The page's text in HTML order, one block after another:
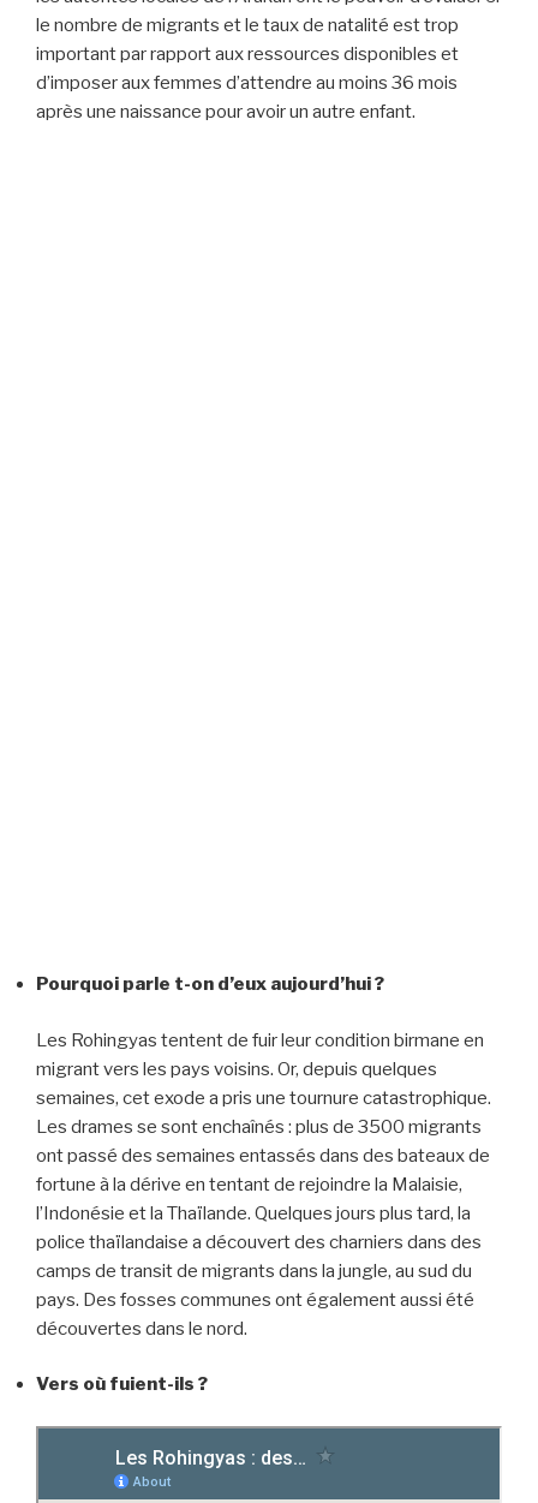
le nombre de migrants et le taux de natalité est trop
important par rapport aux ressources disponibles et
d’imposer aux femmes d’attendre au moins 36 mois
après une naissance pour avoir un autre enfant.
Pourquoi parle t-on d’eux aujourd’hui ?
Les Rohingyas tentent de fuir leur condition birmane en
migrant vers les pays voisins. Or, depuis quelques
semaines, cet exode a pris une tournure catastrophique.
Les drames se sont enchaînés : plus de 3500 migrants
ont passé des semaines entassés dans des bateaux de
fortune à la dérive en tentant de rejoindre la Malaisie,
l’Indonésie et la Thaïlande. Quelques jours plus tard, la
police thaïlandaise a découvert des charniers dans des
camps de transit de migrants dans la jungle, au sud du
pays. Des fosses communes ont également aussi été
découvertes dans le nord.
Vers où fuient-ils ?